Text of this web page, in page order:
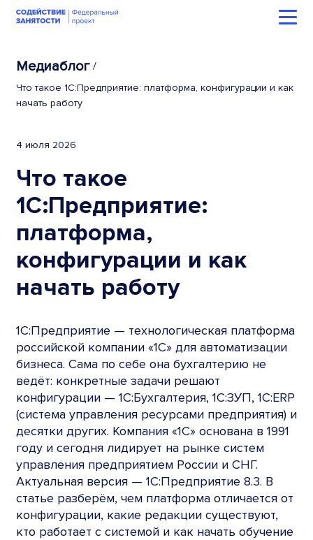
Медиаблог /
Что такое 1С:Предприятие: платформа, конфигурации и как
начать работу
4 июля 2026
Что такое
1С:Предприятие:
платформа,
конфигурации и как
начать работу
1С:Предприятие — технологическая платформа
российской компании «1С» для автоматизации
бизнеса. Сама по себе она бухгалтерию не
ведёт: конкретные задачи решают
конфигурации — 1С:Бухгалтерия, 1С:ЗУП, 1С:ERP
(система управления ресурсами предприятия) и
десятки других. Компания «1С» основана в 1991
году и сегодня лидирует на рынке систем
управления предприятием России и СНГ.
Актуальная версия — 1С:Предприятие 8.3. В
статье разберём, чем платформа отличается от
конфигурации, какие редакции существуют,
кто работает с системой и как начать обучение